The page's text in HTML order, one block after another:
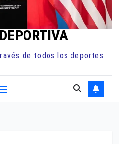
de todos los deportes